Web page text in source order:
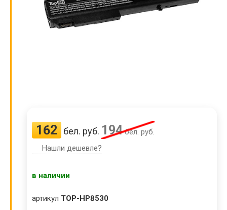
162 бел. руб. 194бел. руб.
Нашли дешевле?
в наличии
артикул TOP-HP8530